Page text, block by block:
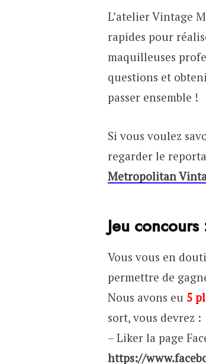
L’atelier Vintage
rapides pour
maquilleuses
questions et
passer ensemble !
Si vous voulez
regarder le
Metropolitan
Jeu
Vous vous en
permettre de
Nous avons eu 5
sort, vous devrez :
– Liker la page
https://